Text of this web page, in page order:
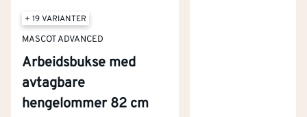
+ 19 VARIANTER
MASCOT ADVANCED
Arbeidsbukse med
avtagbare
hengelommer 82 cm